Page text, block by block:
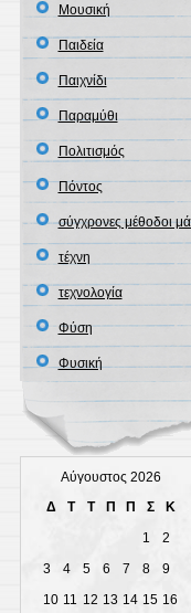
Μουσική
Παιδεία
Παιχνίδι
Παραμύθι
Πολιτισμός
Πόντος
σύγχρονες μέθοδοι
τέχνη
τεχνολογία
Φύση
Φυσική
Αύγουστος 2026
Δ
Τ Τ Π Π Σ
Κ
1
2
3
4 5 6 7 8
9
10 11 12 13 14 15 16